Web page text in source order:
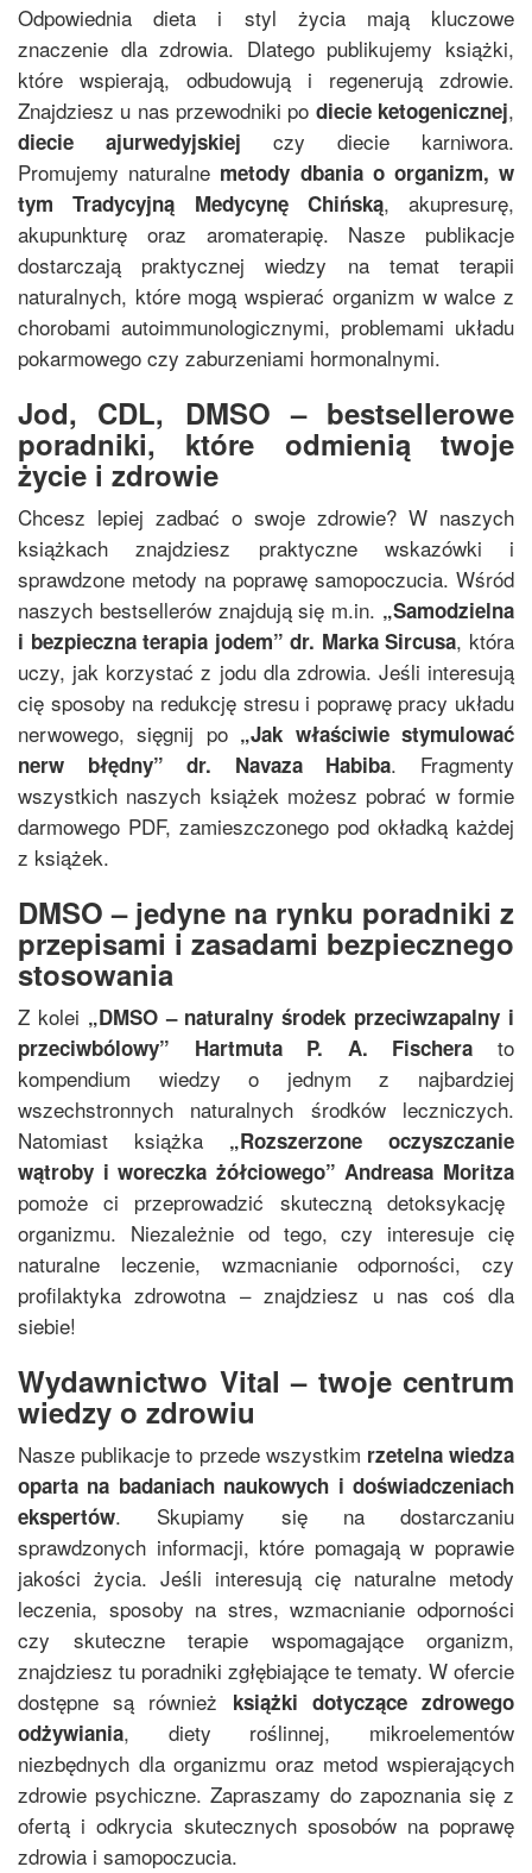
Odpowiednia dieta i styl życia mają kluczowe
znaczenie dla zdrowia. Dlatego publikujemy książki,
które wspierają, odbudowują i regenerują zdrowie.
Znajdziesz u nas przewodniki po diecie ketogenicznej,
diecie ajurwedyjskiej czy diecie karniwora.
Promujemy naturalne metody dbania o organizm, w
tymTradycyjną Medycynę Chińską, akupresurę,
akupunkturę oraz aromaterapię. Nasze publikacje
dostarczają praktycznej wiedzy na temat terapii
naturalnych, które mogą wspierać organizm w walce z
chorobami autoimmunologicznymi, problemami układu
pokarmowego czy zaburzeniami hormonalnymi.
Jod, CDL, DMSO – bestsellerowe
poradniki, które odmienią twoje
życie i zdrowie
Chcesz lepiej zadbać o swoje zdrowie? W naszych
książkach znajdziesz praktyczne wskazówki i
sprawdzone metody na poprawę samopoczucia. Wśród
naszych bestsellerów znajdują się m.in. „Samodzielna
i bezpieczna terapia jodem”dr. Marka Sircusa, która
uczy, jak korzystać z jodu dla zdrowia. Jeśli interesują
cię sposoby na redukcję stresu i poprawę pracy układu
nerwowego, sięgnij po „Jak właściwie stymulować
nerw błędny”dr. Navaza Habiba. Fragmenty
wszystkich naszych książek możesz pobrać w formie
darmowego PDF, zamieszczonego pod okładką każdej
z książek.
DMSO – jedyne na rynku poradniki z
przepisami i zasadami bezpiecznego
stosowania
Z kolei „DMSO – naturalny środek przeciwzapalny i
przeciwbólowy” Hartmuta P. A. Fischera to
kompendium wiedzy o jednym z najbardziej
wszechstronnych naturalnych środków leczniczych.
Natomiast książka „Rozszerzone oczyszczanie
wątroby i woreczka żółciowego”Andreasa Moritza
pomoże ci przeprowadzić skuteczną detoksykację
organizmu. Niezależnie od tego, czy interesuje cię
naturalne leczenie, wzmacnianie odporności, czy
profilaktyka zdrowotna – znajdziesz u nas coś dla
siebie!
Wydawnictwo Vital – twoje centrum
wiedzy o zdrowiu
Nasze publikacje to przede wszystkim rzetelna wiedza
oparta na badaniach naukowych i doświadczeniach
ekspertów. Skupiamy się na dostarczaniu
sprawdzonych informacji, które pomagają w poprawie
jakości życia. Jeśli interesują cię naturalne metody
leczenia, sposoby na stres, wzmacnianie odporności
czy skuteczne terapie wspomagające organizm,
znajdziesz tu poradniki zgłębiające te tematy. W ofercie
dostępne są również książki dotyczące zdrowego
odżywiania, diety roślinnej, mikroelementów
niezbędnych dla organizmu oraz metod wspierających
zdrowie psychiczne. Zapraszamy do zapoznania się z
ofertą i odkrycia skutecznych sposobów na poprawę
zdrowia i samopoczucia.